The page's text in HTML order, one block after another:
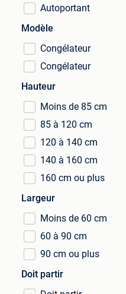
Autoportant
Modèle
Congélateur
Congélateur
Hauteur
Moins de 85 cm
85 à 120 cm
120 à 140 cm
140 à 160 cm
160 cm ou plus
Largeur
Moins de 60 cm
60 à 90 cm
90 cm ou plus
Doit partir